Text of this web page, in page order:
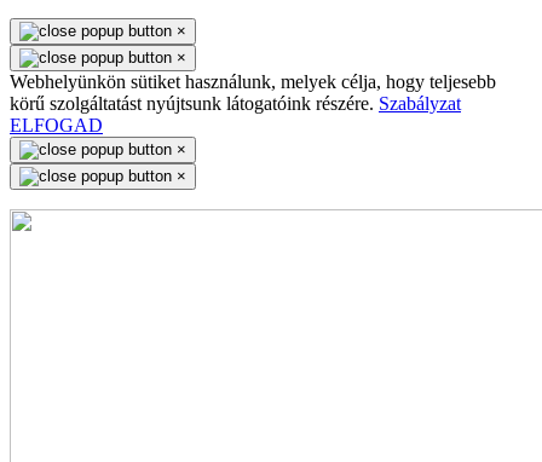
×
×
Webhelyünkön sütiket használunk, melyek célja, hogy teljesebb
körű szolgáltatást nyújtsunk látogatóink részére. Szabályzat
ELFOGAD
×
×